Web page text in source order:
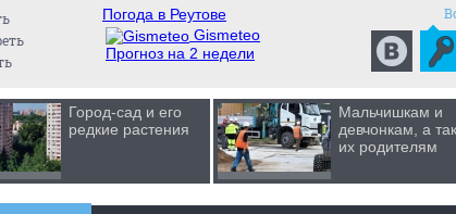
Погода в Реутове
Gismeteo
Прогноз на 2 недели
Город-сад и его
редкие растения
Мальчишкам и
девчонкам, а
их родителям